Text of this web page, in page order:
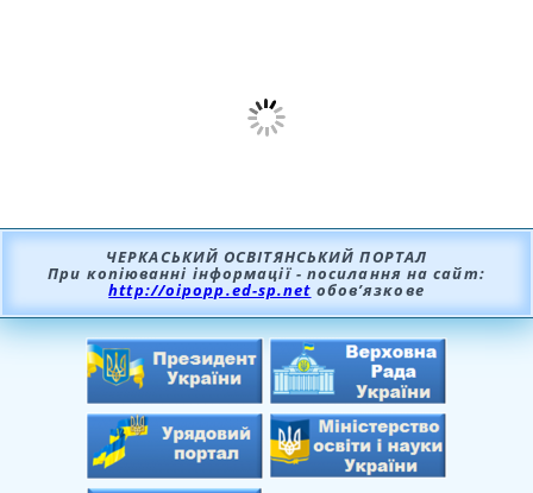
ЧЕРКАСЬКИЙ ОСВІТЯНСЬКИЙ ПОРТАЛ
При копіюванні інформації - посилання на сайт:
http://oipopp.ed-sp.net обов’язкове